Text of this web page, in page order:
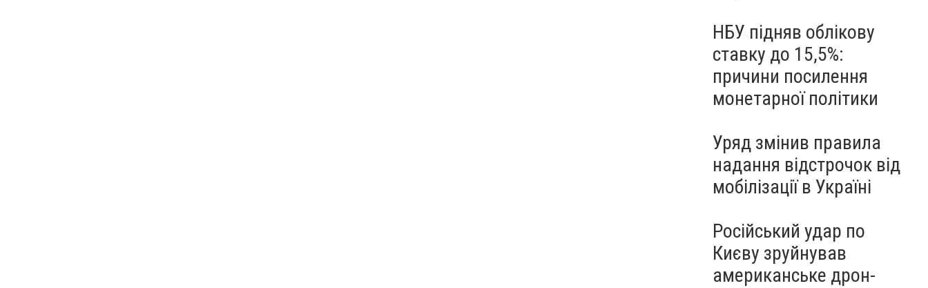
НБУ підняв облікову
ставку до 15,5%:
причини посилення
монетарної політики
Уряд змінив правила
надання відстрочок від
мобілізації в Україні
Російський удар по
Києву зруйнував
американське дрон-